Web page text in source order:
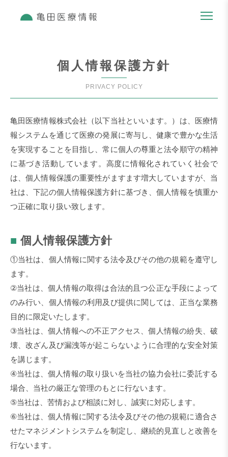
個人情報保護方針
PRIVACY POLICY
亀田医療情報株式会社（以下当社といいます。）は、医療情
報システムを通じて医療の発展に寄与し、健康で豊かな生活
を実現することを目指し、常に個人の尊重と法令順守の精神
に基づき活動しています。高度に情報化されていく社会で
は、個人情報保護の重要性がますます増大していますが、当
社は、下記の個人情報保護方針に基づき、個人情報を慎重か
つ正確に取り扱い致します。
■ 個人情報保護方針
①当社は、個人情報に関する法令及びその他の規範を遵守し
ます。
②当社は、個人情報の取得は合法的且つ公正な手段によって
のみ行い、個人情報の利用及び提供に関しては、正当な業務
目的に限定いたします。
③当社は、個人情報への不正アクセス、個人情報の紛失、破
壊、改ざん及び漏洩等が起こらないように合理的な安全対策
を講じます。
④当社は、個人情報の取り扱いを当社の協力会社に委託する
場合、当社の厳正な管理のもとに行ないます。
⑤当社は、苦情および相談に対し、誠実に対応します。
⑥当社は、個人情報に関する法令及びその他の規範に適合さ
せたマネジメントシステムを制定し、継続的見直しと改善を
行ないます。